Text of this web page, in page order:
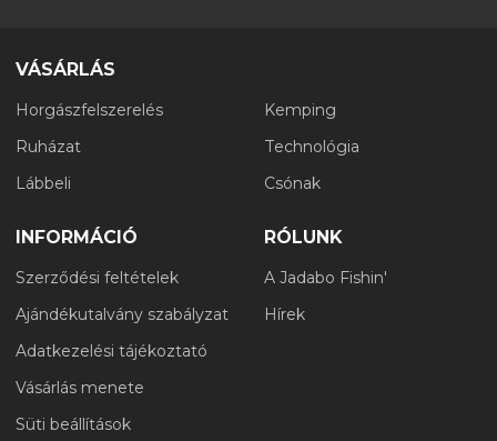
VÁSÁRLÁS
Horgászfelszerelés
Ruházat
Lábbeli
Kemping
Technológia
Csónak
INFORMÁCIÓ
Szerződési feltételek
Ajándékutalvány szabályzat
Adatkezelési tájékoztató
Vásárlás menete
Süti beállítások
RÓLUNK
A Jadabo Fishin'
Hírek